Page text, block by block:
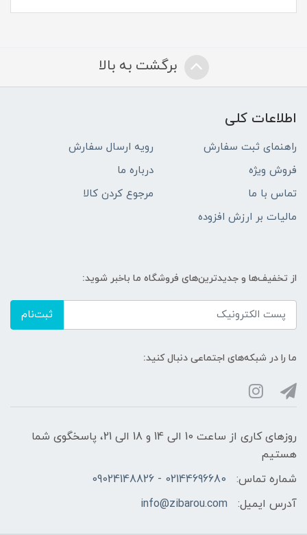
برگشت به بالا
اطلاعات کلی
راهنمای ثبت سفارش
رویه ارسال سفارش
فروش ویژه
درباره ما
تماس با ما
مرجوع کردن کالا
مالیات بر ارزش افزوده
از تخفیف‌ها و جدیدترین‌های فروشگاه ما باخبر شوید:
ثبت‌نام
ما را در شبکه‌های اجتماعی دنبال کنید:
روزهای کاری از ساعت 10 الی 14 و 18 الی 21، پاسخگوی شما
هستیم
شماره تماس:
02144696680 - 09024148826
آدرس ایمیل:
info@zibarou.com